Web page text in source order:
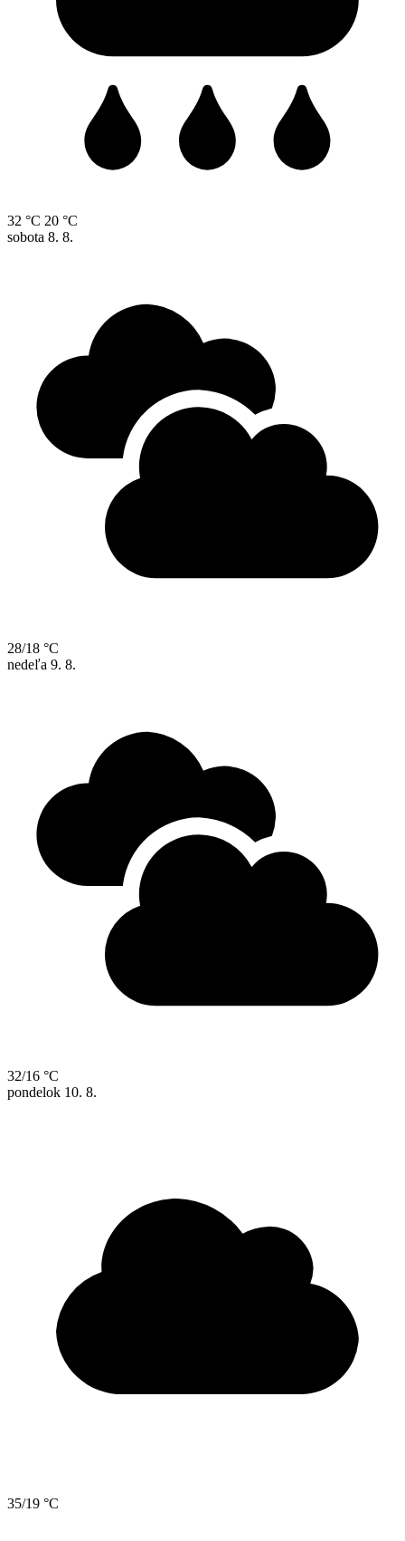
32 °C 20 °C
sobota 8. 8.
28/18 °C
nedeľa 9. 8.
32/16 °C
pondelok 10. 8.
35/19 °C